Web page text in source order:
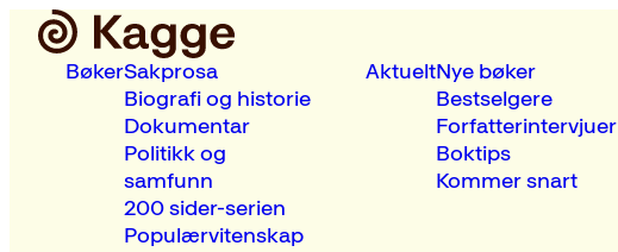
BøkerSakprosa
Biografi og historie
Dokumentar
Politikk og
samfunn
200 sider-serien
Populærvitenskap
AktueltNye bøker
Bestselgere
Forfatterintervjuer
Boktips
Kommer snart